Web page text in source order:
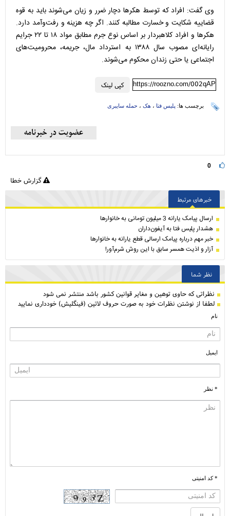
وی گفت: افراد که توسط هکرها دچار ضرر و زیان می‌شوند باید به قوه
قضاییه شکایت و خسارت مطالبه کنند. اگر چه هزینه و رفت‌وآمد دارد.
هکرها و افراد کلاهبردار بر اساس نوع جرم مطابق مواد ۱۸ تا ۲۲ جرایم
رایانه‌ای مصوب سال ۱۳۸۸ به استرداد مال، جریمه، محرومیت‌های
اجتماعی یا حتی زندان محکوم می‌شوند.
کپی لینک https://roozno.com/002qAP
برچسب ها: پلیس فتا ، هک ، حمله سایبری
0
گزارش خطا
خبرهای مرتبط
ارسال پیامک یارانه 3 میلیون تومانی به خانوارها
هشدار پلیس فتا به آیفون‌داران
خبر مهم درباره پیامک ارسالی قطع یارانه به خانوارها
آزار و اذیت همسر سابق با این روش شرم‌آور!
نظر شما
نظراتی كه حاوی توهین و مغایر قوانین کشور باشد منتشر نمی شود
لطفا از نوشتن نظرات خود به صورت حروف لاتین (فینگلیش) خودداری نمایید
نام
ایمیل
* نظر
* کد امنیتی